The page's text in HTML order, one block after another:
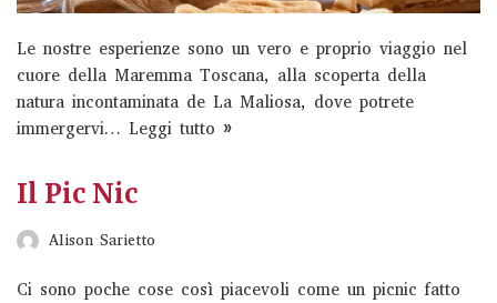
Le nostre esperienze sono un vero e proprio viaggio nel
cuore della Maremma Toscana, alla scoperta della
natura incontaminata de La Maliosa, dove potrete
immergervi… Leggi tutto »
Il Pic Nic
Alison Sarietto
Ci sono poche cose così piacevoli come un picnic fatto